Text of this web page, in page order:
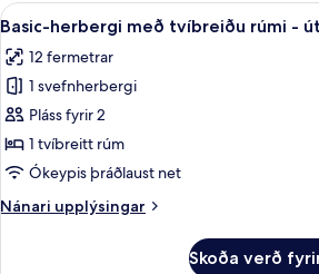
verönd
Skoða
allar
myndir
fyrir
Basic-
herbergi
með
rúmi
Basic-
4
Basic-herbergi með tvíbreiðu rúmi -
12 fermetrar
1 svefnherbergi
Pláss fyrir 2
1 tvíbreitt rúm
Ókeypis þráðlaust net
Nánari upplýsingar
Nánari
Skoða verð